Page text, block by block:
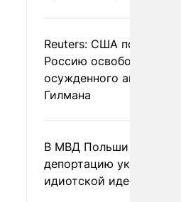
Reuters: США
Россию освободить
осужденного
Гилмана
В МВД Польши назвали
депортацию украинцев
идиотской идеей